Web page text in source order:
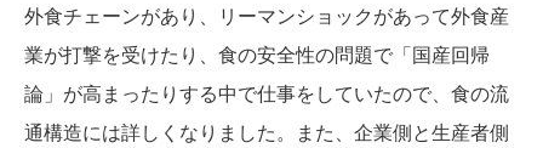
外食チェーンがあり、リーマンショックがあって外食産
業が打撃を受けたり、食の安全性の問題で「国産回帰
論」が高まったりする中で仕事をしていたので、食の流
通構造には詳しくなりました。また、企業側と生産者側